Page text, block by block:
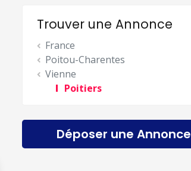
Trouver une Annonce
France
Poitou-Charentes
Vienne
Poitiers
Déposer une Annonce